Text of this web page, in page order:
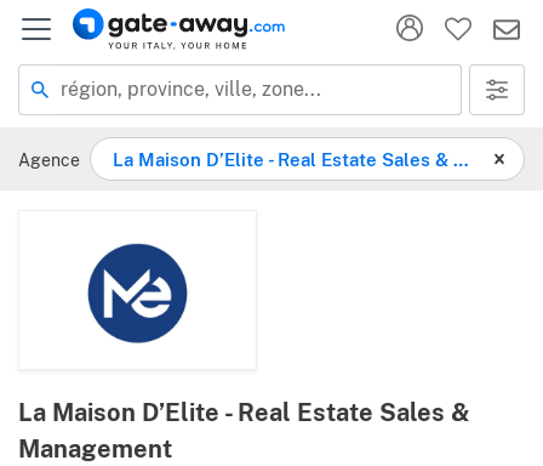
Localisation
région, province, ville, zone...
Agence La Maison D’Elite - Real Estate Sales & Management
La Maison D’Elite - Real Estate Sales &
Management